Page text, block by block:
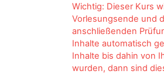
Wichtig: Dieser Kurs
Vorlesungsende und
anschließenden
Inhalte automatisch
Inhalte bis dahin von
wurden, dann sind